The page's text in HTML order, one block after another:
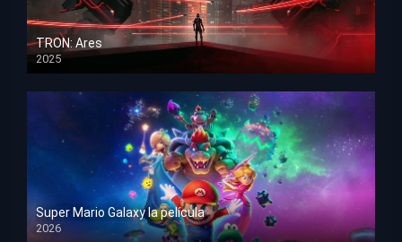
TRON: Ares
2025
HD 1080p
Super Mario Galaxy la película
2026
HD 1080p